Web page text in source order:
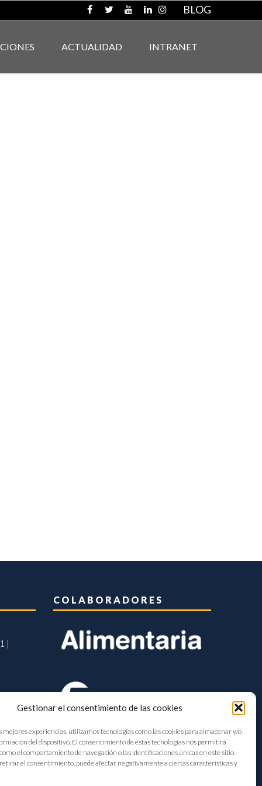
Gestionar el consentimiento de las cookies
mejores experiencias, utilizamos tecnologías como las cookies para almacenar y/o
del dispositivo. El consentimiento de estas tecnologías nos permitirá
el comportamiento de navegación o las identificaciones únicas en este sitio.
el consentimiento, puede afectar negativamente a ciertas características y
BLOG
ACTUALIDAD INTRANET
|
COLABORADORES